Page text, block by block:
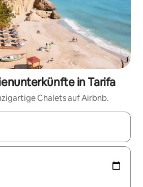
in Tarifa
Chalets auf Airbnb.
sind, navigiere mit den